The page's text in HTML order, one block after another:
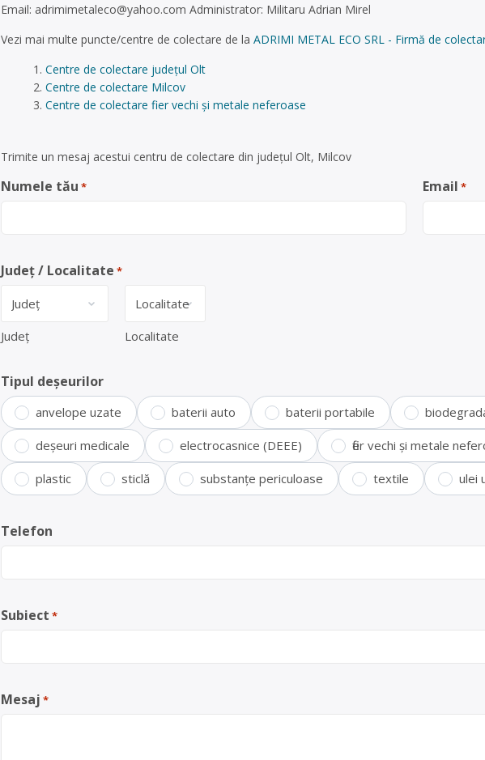
Email: adrimimetaleco@yahoo.com Administrator: Militaru Adrian Mirel
Vezi mai multe puncte/centre de colectare de la ADRIMI METAL ECO SRL - Firmă de
Centre de colectare județul Olt
Centre de colectare Milcov
Centre de colectare fier vechi și metale neferoase
Trimite un mesaj acestui centru de colectare din județul Olt, Milcov
Numele tău * Email *
Județ / Localitate *
Județ Localitate
Tipul deșeurilor
anvelope uzate baterii auto baterii portabile
deșeuri medicale electrocasnice (DEEE) fier vechi și metale
plastic sticlă substanțe periculoase textile ulei
Telefon
Subiect *
Mesaj *